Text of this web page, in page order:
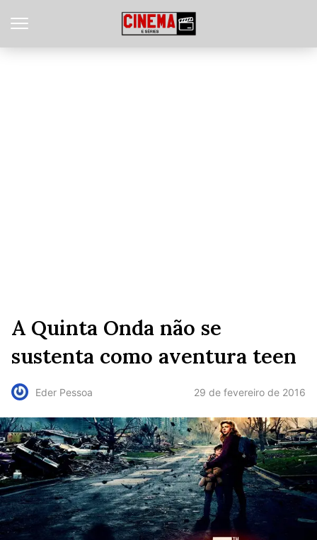
A Quinta Onda não se
sustenta como aventura teen
Eder Pessoa 29 de fevereiro de 2016